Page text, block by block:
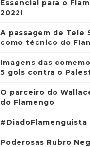
Essencial para o
2022!
A passagem de Tele
como técnico do
Imagens das
5 gols contra o
O parceiro do
do Flamengo
#DiadoFlamenguista
Poderosas Rubro